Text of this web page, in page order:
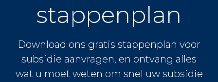
stappenplan
Download ons gratis stappenplan voor
subsidie aanvragen, en ontvang alles
wat u moet weten om snel uw subsidie